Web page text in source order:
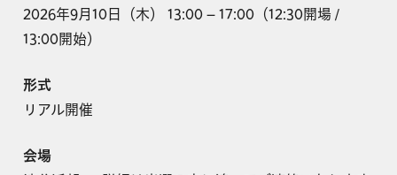
2026年9月10日（木） 13:00 – 17:00（12:30開場 /
13:00開始）
形式
リアル開催
会場